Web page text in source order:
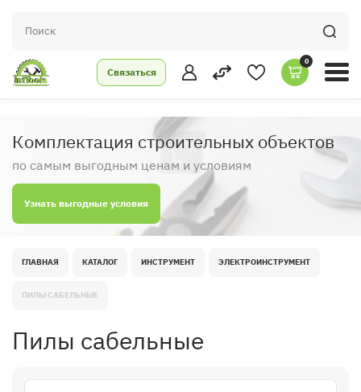
Связаться
0
Комплектация строительных объектов
по самым выгодным ценам и условиям
Узнать выгодные условия
ГЛАВНАЯ КАТАЛОГ ИНСТРУМЕНТ ЭЛЕКТРОИНСТРУМЕНТ
ПИЛЫ САБЕЛЬНЫЕ
Пилы сабельные